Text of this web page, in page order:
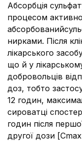
Абсорбція
процесом
нирками. Після
лікарського
що й у
добровольців
доз, тобто
12 годин,
сироватці
годин після
другої дози